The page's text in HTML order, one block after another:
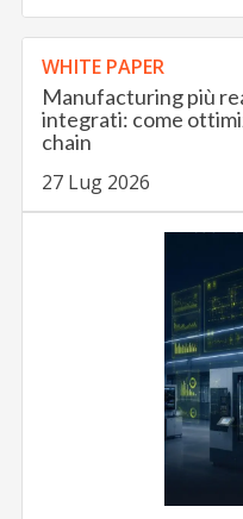
WHITE PAPER
Manufacturing più
integrati: come
chain
27 Lug 2026